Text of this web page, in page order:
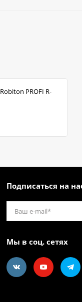
PROFI R-
Подписаться на
Мы в соц. сетях